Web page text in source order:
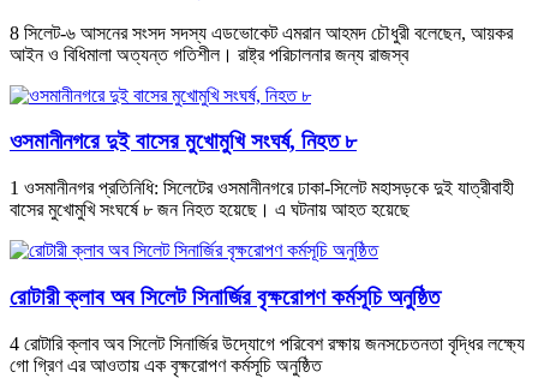
8 ‎সিলেট-৬ আসনের সংসদ সদস্য এডভোকেট এমরান আহমদ চৌধুরী বলেছেন, আয়কর
আইন ও বিধিমালা অত্যন্ত গতিশীল। রাষ্ট্র পরিচালনার জন্য রাজস্ব
ওসমানীনগরে দুই বাসের মুখোমুখি সংঘর্ষ, নিহত ৮
1 ওসমানীনগর প্রতিনিধি: সিলেটের ওসমানীনগরে ঢাকা-সিলেট মহাসড়কে দুই যাত্রীবাহী
বাসের মুখোমুখি সংঘর্ষে ৮ জন নিহত হয়েছে। এ ঘটনায় আহত হয়েছে
রোটারী ক্লাব অব সিলেট সিনার্জির বৃক্ষরোপণ কর্মসূচি অনুষ্ঠিত
4 রোটারি ক্লাব অব সিলেট সিনার্জির উদ্যোগে পরিবেশ রক্ষায় জনসচেতনতা বৃদ্ধির লক্ষ্যে
গো গ্রিণ এর আওতায় এক বৃক্ষরোপণ কর্মসূচি অনুষ্ঠিত